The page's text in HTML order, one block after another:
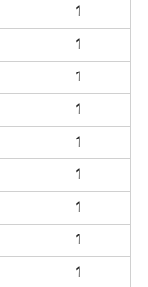
1
1
1
1
1
1
1
1
1